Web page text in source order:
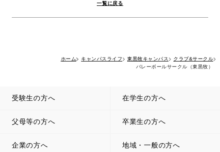
一覧に戻る
ホーム キャンパスライフ 東黒牧キャンパス
クラブ&サークル
バレーボールサークル（東黒牧）
受験生の方へ 在学生の方へ
父母等の方へ 卒業生の方へ
企業の方へ 地域・一般の方へ